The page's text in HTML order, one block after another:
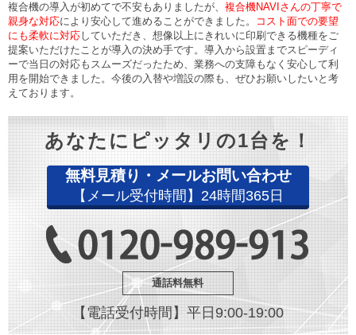
複合機の導入が初めてで不安もありましたが、 複合機NAVIさんの丁寧で
親身な対応により安心して進めることができました。
コスト面での要望
にも柔軟に対応していただき、想像以上にきれいに印刷できる機種をご
提案いただけたことが導入の決め手です。導入から設置までスピーディ
ーで当日の対応もスムーズだったため、業務への支障もなく安心して利
用を開始できました。今後の入替や増設の際も、ぜひお願いしたいと考
えております。
あなたにピッタリの1台を！
無料見積り・メールお問い合わせ
【メール受付時間】24時間365日
通話料無料
【電話受付時間】平日9:00-19:00